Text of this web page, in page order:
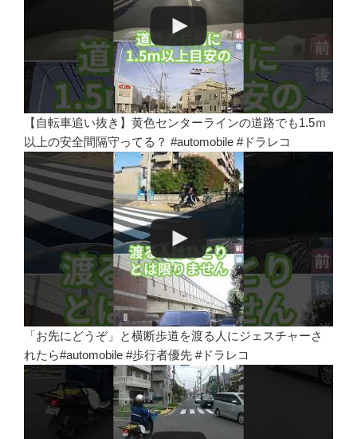
【自転車追い抜き】黄色センターラインの道路でも1.5ｍ
以上の安全間隔守ってる？ #automobile #ドラレコ
「お先にどうぞ」と横断歩道を渡る人にジェスチャーさ
れたら#automobile #歩行者優先 #ドラレコ